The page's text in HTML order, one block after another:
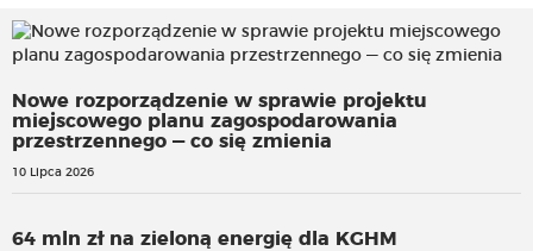
Nowe rozporządzenie w sprawie projektu
miejscowego planu zagospodarowania
przestrzennego — co się zmienia
10 Lipca 2026
64 mln zł na zieloną energię dla KGHM